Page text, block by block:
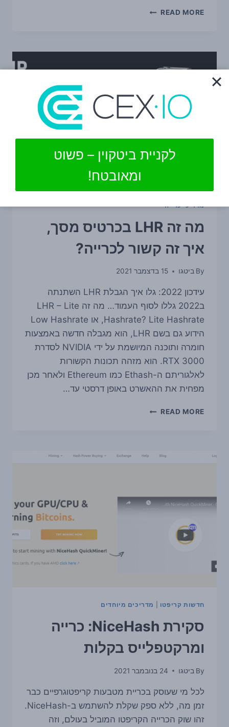
READ MORE כריית
מדריכי כרייה
מה זה LHR בכרטיס מסך,
איך זה קשור לכרייה?
By ביטגו 15 בדצמבר 2021
עידכון 2022: גלו איך הגבלת LHR השתנתה
ב2022 גללו לסוף העמוד… מה זה LHR – Lite
Hashrate? Lite Hashrate, או Low Hashrate
הידוע גם בשם LHR, הוא מגבלה חדשה באמצעות
חומרה ותוכנה המיושמת על ידי NVIDIA לסדרת
RTX 3000. הוא מזהה תכונות הקשורות
לאלגוריתם ה-Ethash כמו Ethereum ולאחר מכן
מפחית את ההאשרט באופן דרסטי עד…
READ MORE מה
לכרייה?
חדשות קריפטו מדריכים מיוחדים
סקירת NiceHash: כרייה
ומרקטפלייס בקלות
By ביטגו 24 בנובמבר 2021
לכל מי שעוסק בכריית מטבעות קריפטוגרפיים כבר
זמן מה, ללא ספק שקלת להשתמש ב-NiceHash.
זהו שוק הכרייה הקריפטו המוביל בעולם, וזה
לקניית ביטקוין – פשוט
ומאובטח!